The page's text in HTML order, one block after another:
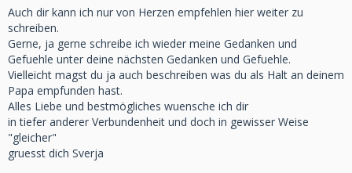
Auch dir kann ich nur von Herzen empfehlen hier weiter zu
schreiben.
Gerne, ja gerne schreibe ich wieder meine Gedanken und
Gefuehle unter deine nächsten Gedanken und Gefuehle.
Vielleicht magst du ja auch beschreiben was du als Halt an deinem
Papa empfunden hast.
Alles Liebe und bestmögliches wuensche ich dir
in tiefer anderer Verbundenheit und doch in gewisser Weise
"gleicher"
gruesst dich Sverja